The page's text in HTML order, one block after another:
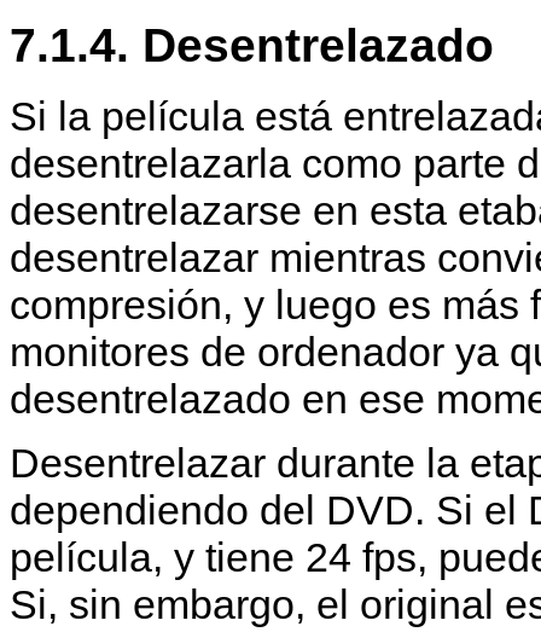
7.1.4. Desentrelazado
Si la película está
desentrelazarla como parte
desentrelazarse en esta
desentrelazar mientras
compresión, y luego es más
monitores de ordenador ya
desentrelazado en ese
Desentrelazar durante la
dependiendo del DVD. Si el
película, y tiene 24 fps,
Si, sin embargo, el original